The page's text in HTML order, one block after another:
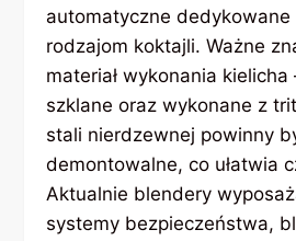
automatyczne dedykowane
rodzajom koktajli. Ważne
materiał wykonania
szklane oraz wykonane z
stali nierdzewnej powinny
demontowalne, co ułatwia
Aktualnie blendery
systemy bezpieczeństwa,